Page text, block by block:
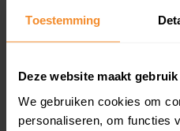
Toestemming
Deze website maakt
We gebruiken cookies om
personaliseren, om functies
Een overzicht van alle
en koopdatum) binnen een